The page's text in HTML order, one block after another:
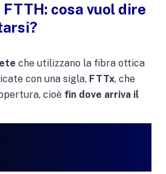
cosa vuol dire
che utilizzano la fibra ottica
con una sigla, FTTx, che
cioè fin dove arriva il